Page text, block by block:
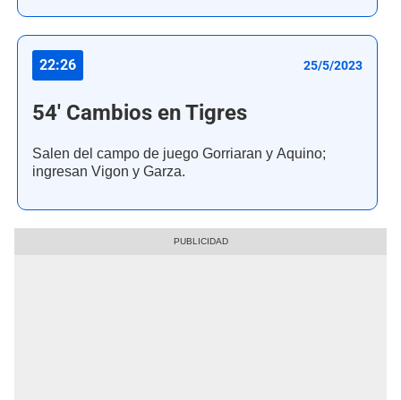
22:26 25/5/2023
54' Cambios en Tigres
Salen del campo de juego Gorriaran y Aquino;
ingresan Vigon y Garza.